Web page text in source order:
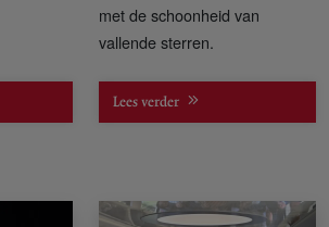
met de schoonheid van
vallende sterren.
Lees verder